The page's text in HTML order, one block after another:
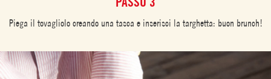
Piega il tovagliolo creando una tasca e inserisci la targhetta: buon brunch!